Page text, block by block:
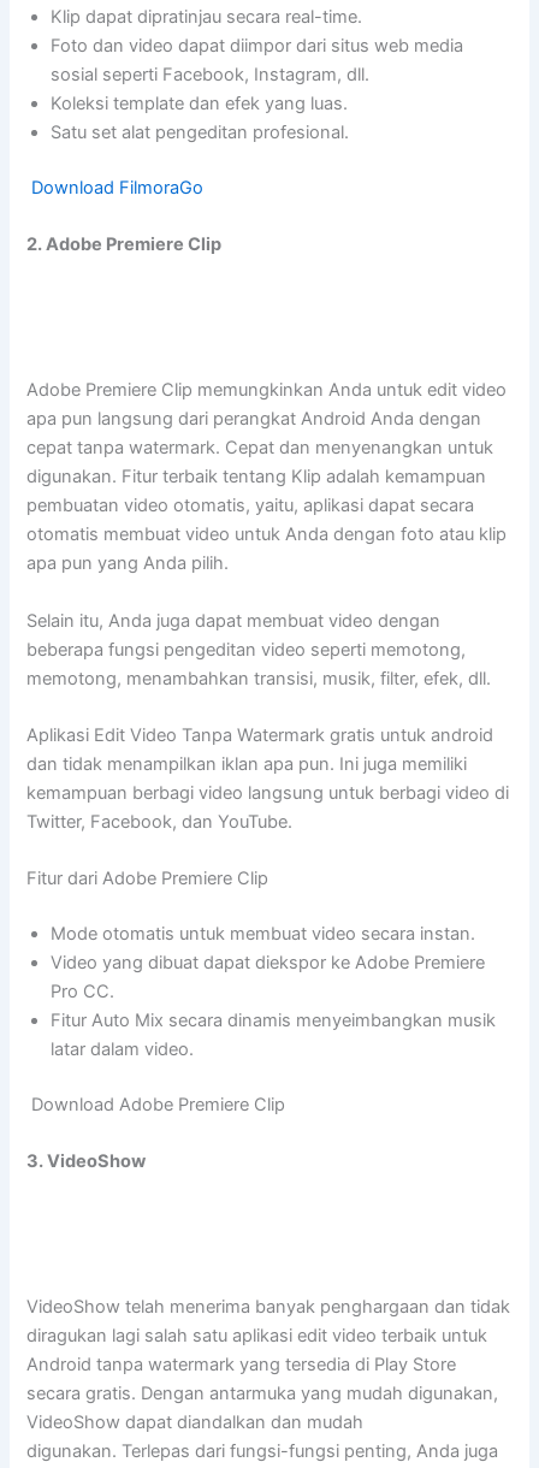
Klip dapat dipratinjau secara real-time.
Foto dan video dapat diimpor dari situs web media
sosial seperti Facebook, Instagram, dll.
Koleksi template dan efek yang luas.
Satu set alat pengeditan profesional.
Download FilmoraGo
2. Adobe Premiere Clip
Adobe Premiere Clip memungkinkan Anda untuk edit video
apa pun langsung dari perangkat Android Anda dengan
cepat tanpa watermark. Cepat dan menyenangkan untuk
digunakan. Fitur terbaik tentang Klip adalah kemampuan
pembuatan video otomatis, yaitu, aplikasi dapat secara
otomatis membuat video untuk Anda dengan foto atau klip
apa pun yang Anda pilih.
Selain itu, Anda juga dapat membuat video dengan
beberapa fungsi pengeditan video seperti memotong,
memotong, menambahkan transisi, musik, filter, efek, dll.
Aplikasi Edit Video Tanpa Watermark gratis untuk android
dan tidak menampilkan iklan apa pun. Ini juga memiliki
kemampuan berbagi video langsung untuk berbagi video di
Twitter, Facebook, dan YouTube.
Fitur dari Adobe Premiere Clip
Mode otomatis untuk membuat video secara instan.
Video yang dibuat dapat diekspor ke Adobe Premiere
Pro CC.
Fitur Auto Mix secara dinamis menyeimbangkan musik
latar dalam video.
Download Adobe Premiere Clip
3. VideoShow
VideoShow telah menerima banyak penghargaan dan tidak
diragukan lagi salah satu aplikasi edit video terbaik untuk
Android tanpa watermark yang tersedia di Play Store
secara gratis. Dengan antarmuka yang mudah digunakan,
VideoShow dapat diandalkan dan mudah
digunakan. Terlepas dari fungsi-fungsi penting, Anda juga